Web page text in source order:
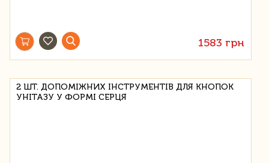
1583 грн
2 ШТ. ДОПОМІЖНИХ ІНСТРУМЕНТІВ ДЛЯ КНОПОК
УНІТАЗУ У ФОРМІ СЕРЦЯ